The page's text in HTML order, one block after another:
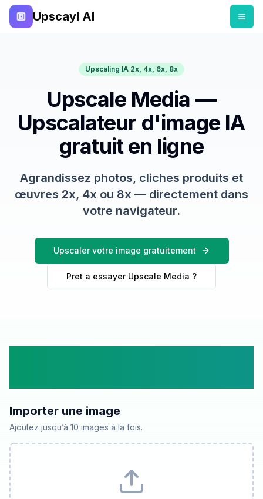
Upscayl AI
Upscaling IA 2x, 4x, 6x, 8x
Upscale Media —
Upscalateur d'image IA
gratuit en ligne
Agrandissez photos, cliches produits et
œuvres 2x, 4x ou 8x — directement dans
votre navigateur.
Upscaler votre image gratuitement
Pret a essayer Upscale Media ?
Importer une image
Ajoutez jusqu’à 10 images à la fois.